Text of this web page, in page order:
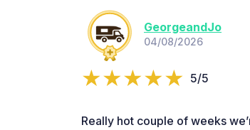
GeorgeandJo
04/08/2026
5/5
Really hot couple of weeks